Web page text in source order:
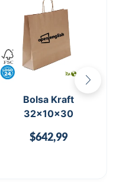
Bolsa Kraft
32x10x30
$642,99